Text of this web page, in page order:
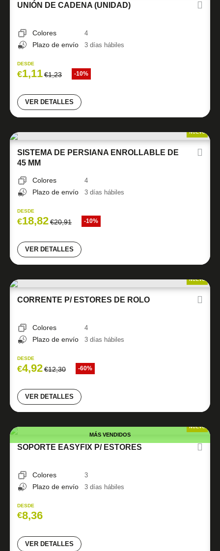
UNIÓN DE CADENA (UNIDAD)
Colores 4
Plazo de envío 3 días hábiles
DESDE
€1,11€1,23 -10%
VER DETALLES
NUEVO
SISTEMA DE PERSIANA ENROLLABLE DE
45 MM
Colores 4
Plazo de envío 3 días hábiles
DESDE
€18,82€20,91 -10%
VER DETALLES
NUEVO
CORRENTE P/ ESTORES DE ROLO
Colores 4
Plazo de envío 3 días hábiles
DESDE
€4,92€12,30 -60%
VER DETALLES
MÁS VENDIDOS
NUEVO
SOPORTE EASYFIX P/ ESTORES
Colores 3
Plazo de envío 3 días hábiles
DESDE
€8,36
VER DETALLES